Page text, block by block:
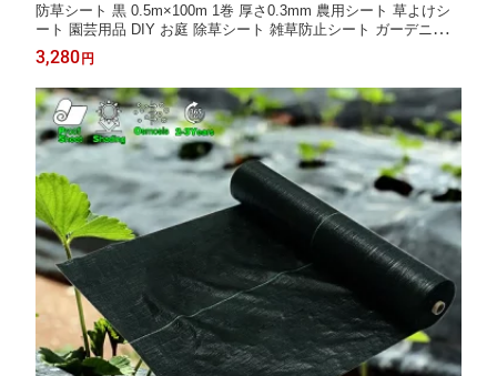
防草シート 黒 0.5m×100m 1巻 厚さ0.3mm 農用シート 草よけシ
ート 園芸用品 DIY お庭 除草シート 雑草防止シート ガーデニング
庭 田んぼ 畑 ハウス ライン入り 雑草防止 雑草抑制 砂利下 駐車場
人工芝下 雑草 防ぐ 草 農業 家庭菜園 NP-070 区分60S
3,280 円